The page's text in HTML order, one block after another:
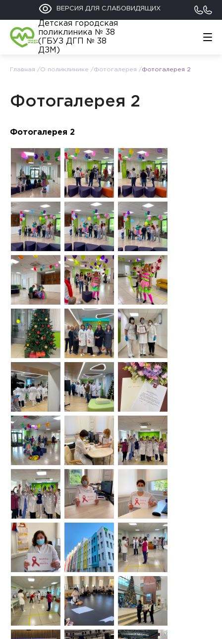
ВЕРСИЯ ДЛЯ СЛАБОВИДЯЩИХ
Детская городская
поликлиника № 38
(ГБУЗ ДГП № 38
ДЗМ)
Главная
Обратиться
Контакты
Прикрепление к поликлинике
112 +7 (495) 122-02-21
Главная О поликлинике Фотогалерея Фотогалерея 2
Фотогалерея 2
Фотогалерея 2